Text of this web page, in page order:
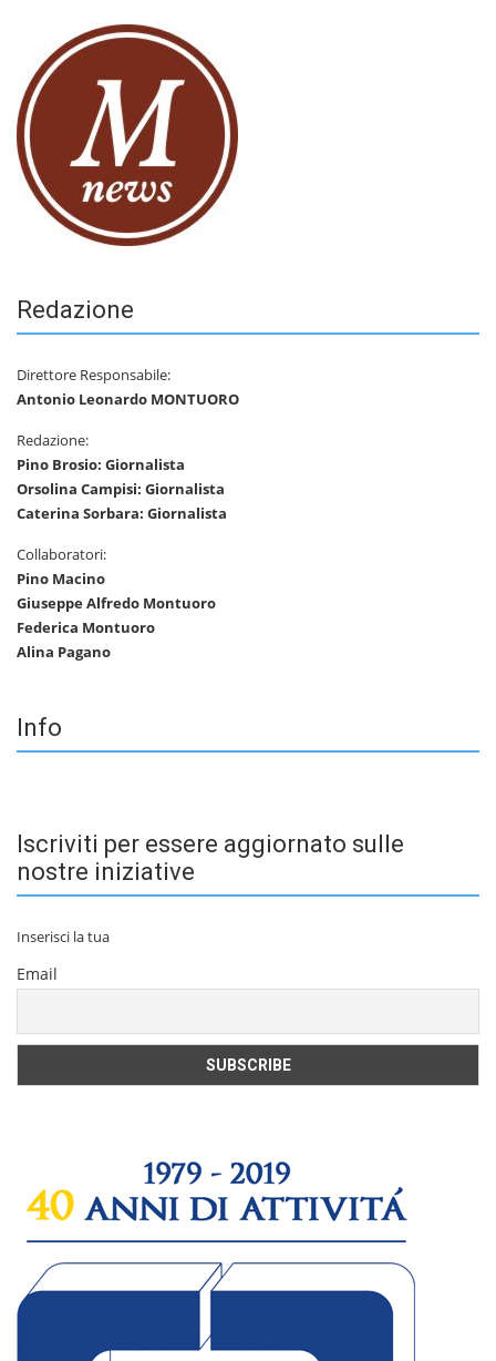
Redazione
Direttore Responsabile:
Antonio Leonardo MONTUORO
Redazione:
Pino Brosio: Giornalista
Orsolina Campisi: Giornalista
Caterina Sorbara: Giornalista
Collaboratori:
Pino Macino
Giuseppe Alfredo Montuoro
Federica Montuoro
Alina Pagano
Info
Iscriviti per essere aggiornato sulle
nostre iniziative
Inserisci la tua
Email